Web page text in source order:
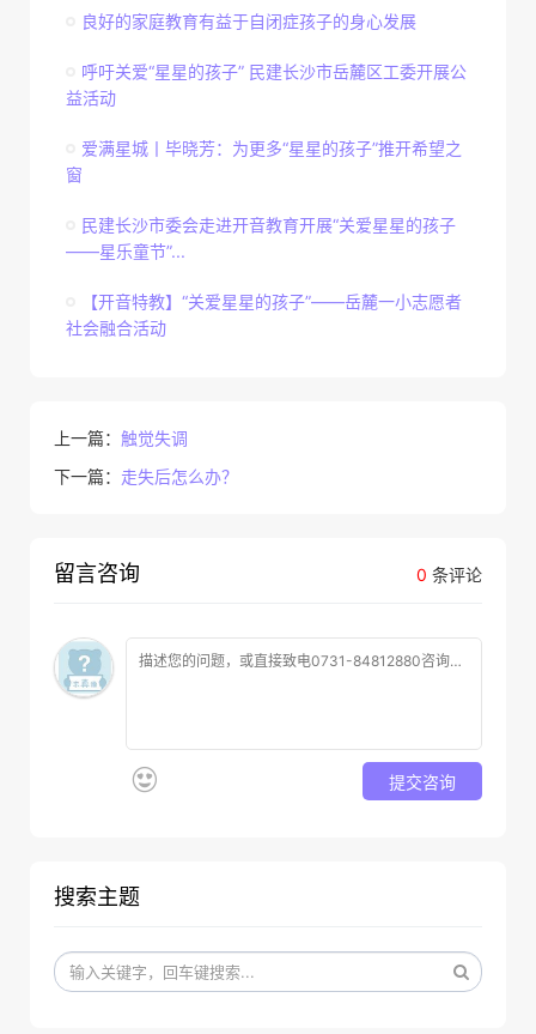
良好的家庭教育有益于自闭症孩子的身心发展
呼吁关爱“星星的孩子” 民建长沙市岳麓区工委开展公
益活动
爱满星城丨毕晓芳：为更多“星星的孩子”推开希望之
窗
民建长沙市委会走进开音教育开展“关爱星星的孩子
——星乐童节”...
【开音特教】“关爱星星的孩子”——岳麓一小志愿者
社会融合活动
上一篇： 触觉失调
下一篇： 走失后怎么办？
0 条评论
留言咨询
提交咨询
搜索主题